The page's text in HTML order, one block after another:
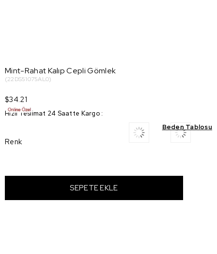
Mint-Rahat Kalıp Cepli Gömlek
(22DS51075AL0)
$34.21
Hızlı Teslimat 24 Saatte Kargo :
Beden Tablosu
Renk